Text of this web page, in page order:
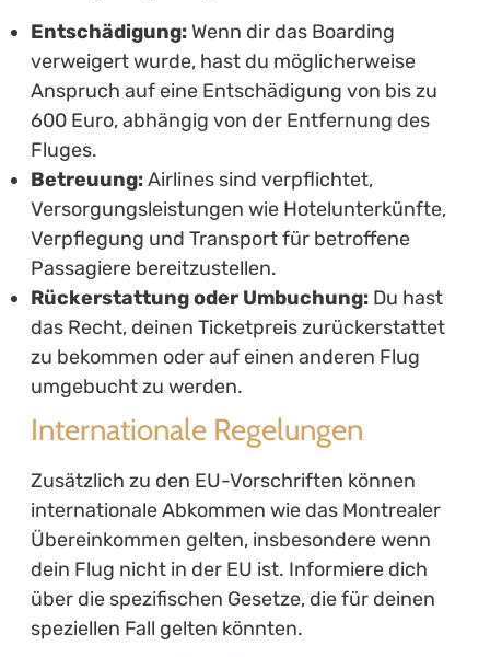
Entschädigung:Wenn dir das Boarding
verweigert wurde, hast du möglicherweise
Anspruch auf eine Entschädigung von bis zu
600 Euro, abhängig von der Entfernung des
Fluges.
Betreuung:Airlines sind verpflichtet,
Versorgungsleistungen wie Hotelunterkünfte,
Verpflegung und Transport für betroffene
Passagiere bereitzustellen.
Rückerstattung oder Umbuchung:Du hast
das Recht, deinen Ticketpreis zurückerstattet
zu bekommen oder auf einen anderen Flug
umgebucht zu werden.
Internationale Regelungen
Zusätzlich zu den EU-Vorschriften können
internationale Abkommen wie das Montrealer
Übereinkommen gelten, insbesondere wenn
dein Flug nicht in der EU ist. Informiere dich
über die spezifischen Gesetze, die für deinen
speziellen Fall gelten könnten.